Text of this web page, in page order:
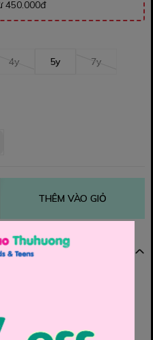
450.000đ
4y 5y 7y
THÊM VÀO GIỎ
4 tà
chi tinh tế mang ý nghĩa
vải lụa form chuẩn tôn dáng